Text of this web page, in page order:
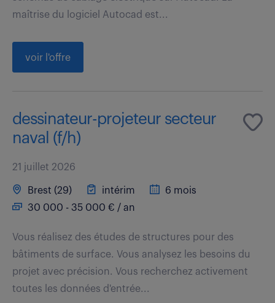
maîtrise du logiciel Autocad est...
voir l'offre
dessinateur-projeteur secteur
naval (f/h)
21 juillet 2026
Brest (29) intérim
6 mois
30 000 - 35 000 € / an
Vous réalisez des études de structures pour des
bâtiments de surface. Vous analysez les besoins du
projet avec précision. Vous recherchez activement
toutes les données d'entrée...